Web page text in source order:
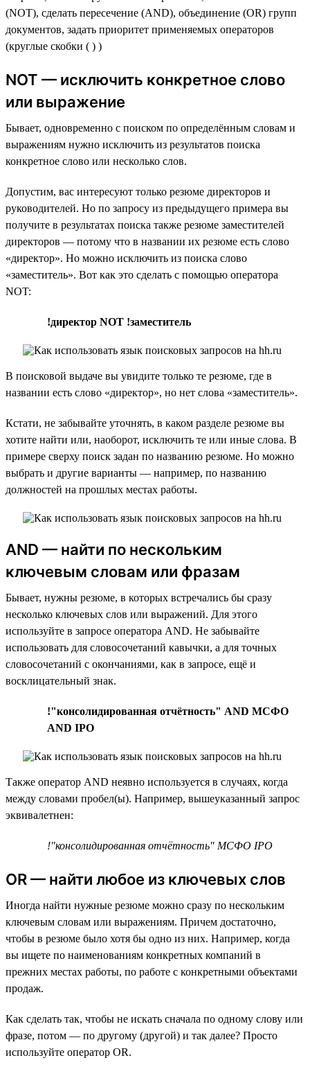
(NOT), сделать пересечение (AND), объединение (OR) групп
документов, задать приоритет применяемых операторов
(круглые скобки ( ) )
NOT — исключить конкретное слово
или выражение
Бывает, одновременно с поиском по определённым словам и
выражениям нужно исключить из результатов поиска
конкретное слово или несколько слов.
Допустим, вас интересуют только резюме директоров и
руководителей. Но по запросу из предыдущего примера вы
получите в результатах поиска также резюме заместителей
директоров — потому что в названии их резюме есть слово
«директор». Но можно исключить из поиска слово
«заместитель». Вот как это сделать с помощью оператора
NOT:
!директор NOT !заместитель
В поисковой выдаче вы увидите только те резюме, где в
названии есть слово «директор», но нет слова «заместитель».
Кстати, не забывайте уточнять, в каком разделе резюме вы
хотите найти или, наоборот, исключить те или иные слова. В
примере сверху поиск задан по названию резюме. Но можно
выбрать и другие варианты — например, по названию
должностей на прошлых местах работы.
AND — найти по нескольким
ключевым словам или фразам
Бывает, нужны резюме, в которых встречались бы сразу
несколько ключевых слов или выражений. Для этого
используйте в запросе оператора AND. Не забывайте
использовать для словосочетаний кавычки, а для точных
словосочетаний с окончаниями, как в запросе, ещё и
восклицательный знак.
!"консолидированная отчётность" AND МСФО
AND IPO
Также оператор AND неявно используется в случаях, когда
между словами пробел(ы). Например, вышеуказанный запрос
эквивалетнен:
!"консолидированная отчётность" МСФО IPO
OR — найти любое из ключевых слов
Иногда найти нужные резюме можно сразу по нескольким
ключевым словам или выражениям. Причем достаточно,
чтобы в резюме было хотя бы одно из них. Например, когда
вы ищете по наименованиям конкретных компаний в
прежних местах работы, по работе с конкретными объектами
продаж.
Как сделать так, чтобы не искать сначала по одному слову или
фразе, потом — по другому (другой) и так далее? Просто
используйте оператор OR.